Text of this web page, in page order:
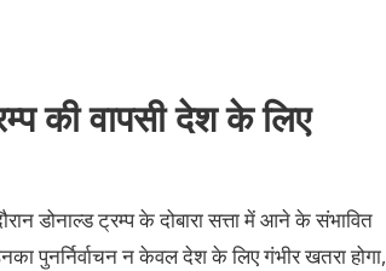
की वापसी देश के लिए
डोनाल्ड ट्रम्प के दोबारा सत्ता में आने के संभावित
पुनर्निर्वाचन न केवल देश के लिए गंभीर खतरा होगा,